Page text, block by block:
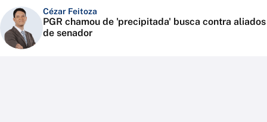
Cézar Feitoza
PGR chamou de 'precipitada' busca contra aliados
de senador